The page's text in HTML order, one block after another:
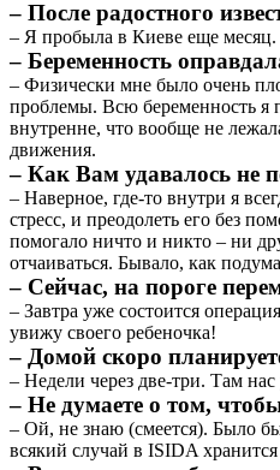
– После радостного
– Я пробыла в Киеве еще месяц.
– Беременность
– Физически мне было очень
проблемы. Всю беременность я
внутренне, что вообще не
движения.
– Как Вам удавалось не
– Наверное, где-то внутри я
стресс, и преодолеть его без
помогало ничто и никто – ни
отчаиваться. Бывало, как
– Сейчас, на пороге
– Завтра уже состоится
увижу своего ребеночка!
– Домой скоро
– Недели через две-три. Там
– Не думаете о том,
– Ой, не знаю (смеется). Было
всякий случай в ISIDA